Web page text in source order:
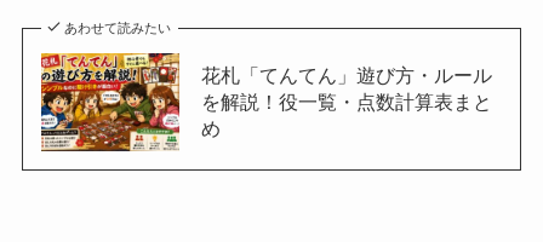
あわせて読みたい
花札「てんてん」遊び方・ルール
を解説！役一覧・点数計算表まと
め